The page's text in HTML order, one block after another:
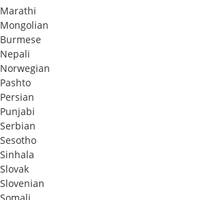
Marathi
Mongolian
Burmese
Nepali
Norwegian
Pashto
Persian
Punjabi
Serbian
Sesotho
Sinhala
Slovak
Slovenian